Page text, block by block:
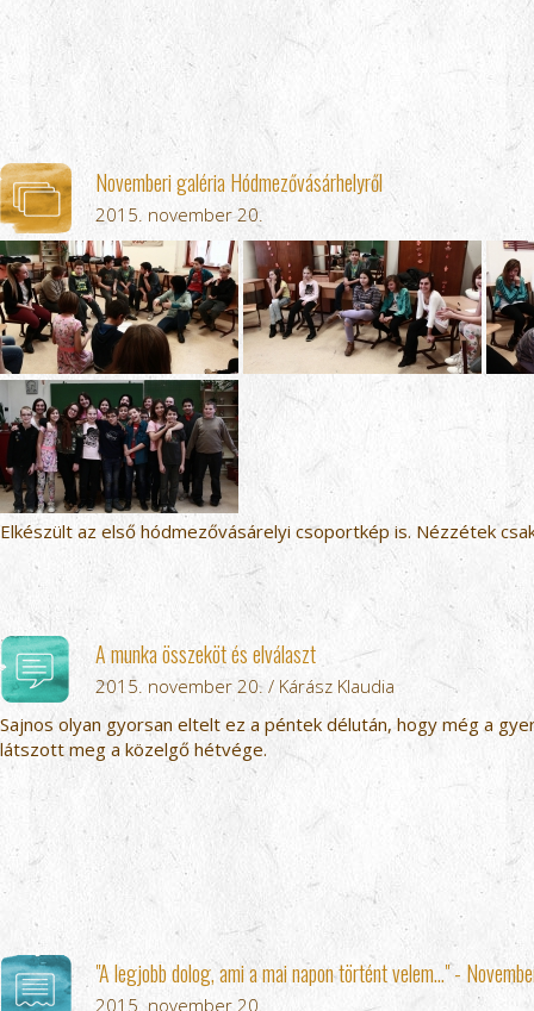
Novemberi galéria Hódmezővásárhelyről
2015. november 20.
Elkészült az első hódmezővásárelyi csoportkép is. Nézzétek
A munka összeköt és elválaszt
2015. november 20. / Kárász Klaudia
Sajnos olyan gyorsan eltelt ez a péntek délután, hogy még a
látszott meg a közelgő hétvége.
"A legjobb dolog, ami a mai napon történt velem…" -
2015. november 20.